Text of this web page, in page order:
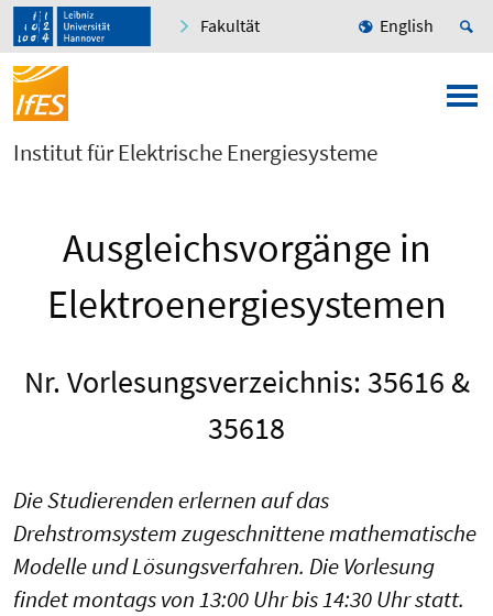
Fakultät English
Institut für Elektrische Energiesysteme
Ausgleichsvorgänge in
Elektroenergiesystemen
Nr. Vorlesungsverzeichnis: 35616 &
35618
Die Studierenden erlernen auf das
Drehstromsystem zugeschnittene mathematische
Modelle und Lösungsverfahren. Die Vorlesung
findet montags von 13:00 Uhr bis 14:30 Uhr statt.